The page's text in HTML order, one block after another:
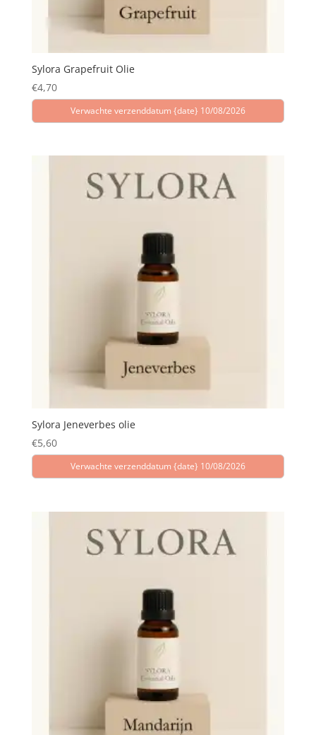
Sylora Grapefruit Olie
€4,70
Verwachte verzenddatum {date} 10/08/2026
Sylora Jeneverbes olie
€5,60
Verwachte verzenddatum {date} 10/08/2026